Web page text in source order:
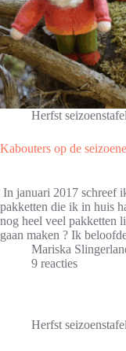
Herfst seizoenstafel
Kabouters op de
In januari 2017 schreef
pakketten die ik in huis
nog heel veel pakketten
gaan maken ? Ik
Mariska
9 reacties
Herfst seizoenstafel